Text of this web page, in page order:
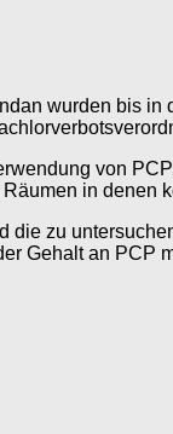
wurden bis
von
in denen
die zu
Gehalt an PCP